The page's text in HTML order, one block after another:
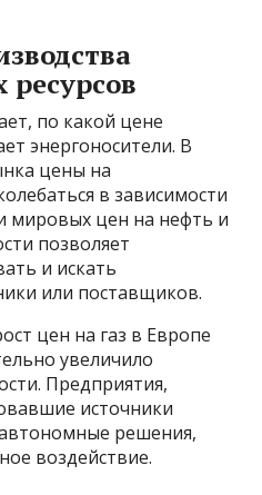
ресурсов
по какой цене
энергоносители. В
цены на
в зависимости
мировых цен на нефть и
позволяет
и искать
или поставщиков.
цен на газ в Европе
увеличило
Предприятия,
источники
решения,
воздействие.